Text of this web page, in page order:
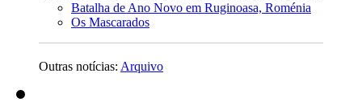
Batalha de Ano Novo em Ruginoasa, Roménia
Os Mascarados
Outras notícias: Arquivo